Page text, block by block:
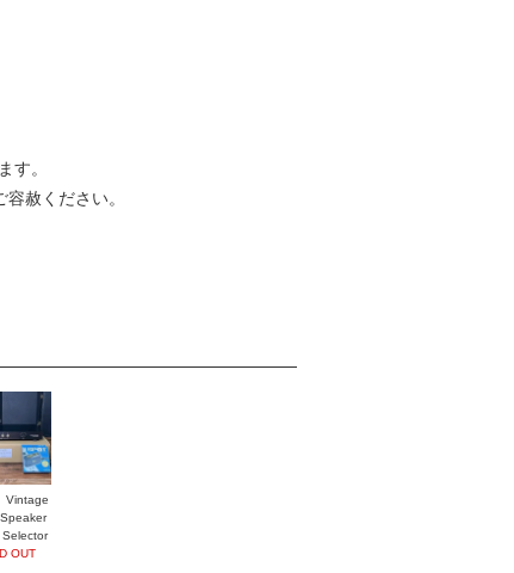
す。
赦ください。
Vintage
Selector
OUT